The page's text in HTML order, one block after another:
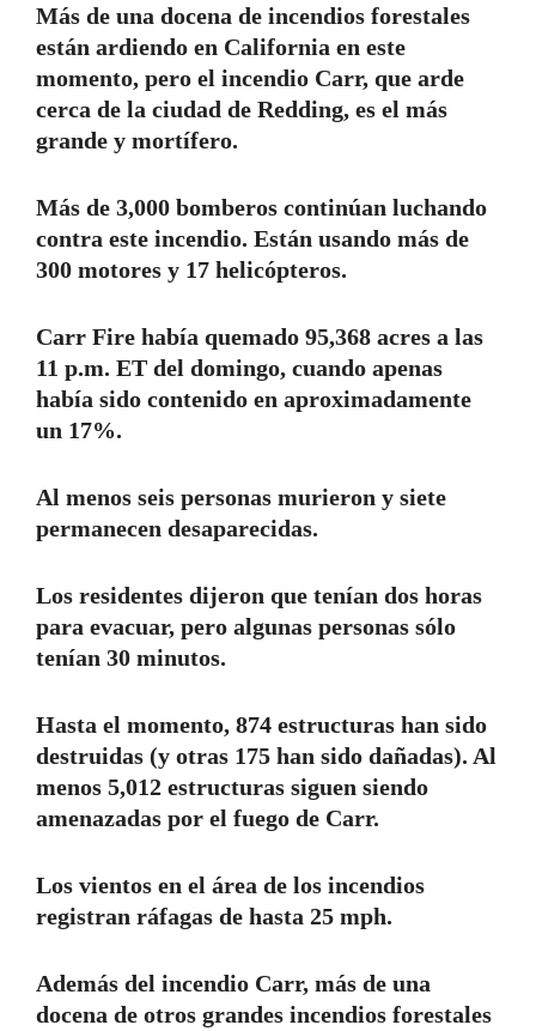
Más de una docena de incendios forestales
están ardiendo en California en este
momento, pero el incendio Carr, que arde
cerca de la ciudad de Redding, es el más
grande y mortífero.
Más de 3,000 bomberos continúan luchando
contra este incendio. Están usando más de
300 motores y 17 helicópteros.
Carr Fire había quemado 95,368 acres a las
11 p.m. ET del domingo, cuando apenas
había sido contenido en aproximadamente
un 17%.
Al menos seis personas murieron y siete
permanecen desaparecidas.
Los residentes dijeron que tenían dos horas
para evacuar, pero algunas personas sólo
tenían 30 minutos.
Hasta el momento, 874 estructuras han sido
destruidas (y otras 175 han sido dañadas). Al
menos 5,012 estructuras siguen siendo
amenazadas por el fuego de Carr.
Los vientos en el área de los incendios
registran ráfagas de hasta 25 mph.
Además del incendio Carr, más de una
docena de otros grandes incendios forestales